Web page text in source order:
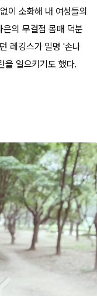
이 소화해 내 여성들의
의 무결점 몸매 덕분
레깅스가 일명 '손나
을 일으키기도 했다.